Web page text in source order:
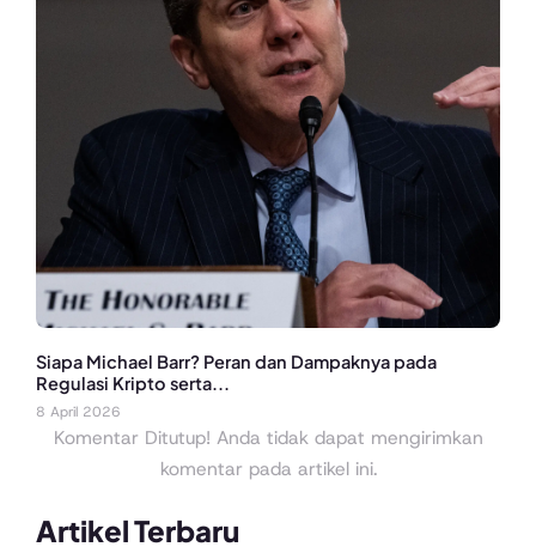
Artikel Terbaru
Siapa Michael Barr? Peran dan Dampaknya pada
Regulasi Kripto serta...
8 April 2026
Komentar Ditutup! Anda tidak dapat mengirimkan
komentar pada artikel ini.